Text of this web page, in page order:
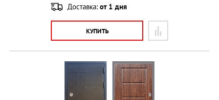
Доставка: от 1 дня
КУПИТЬ